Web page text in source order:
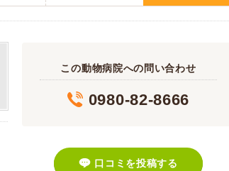
この動物病院への問い合わせ
0980-82-8666
口コミを投稿する